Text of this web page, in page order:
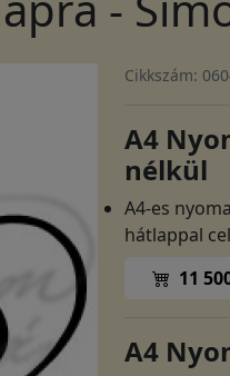
Cikkszám:
A4
nélkül
A4-es
hátlappal
11
A4